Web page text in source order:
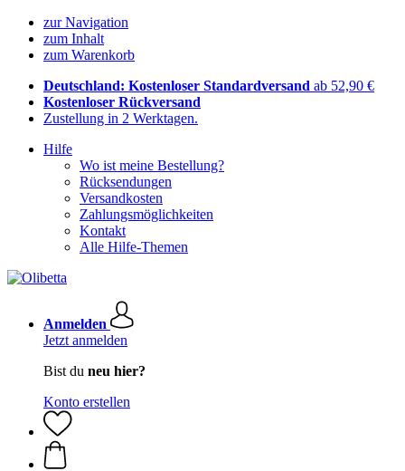
zur Navigation
zum Inhalt
zum Warenkorb
Deutschland: Kostenloser Standardversand ab 52,90 €
Kostenloser Rückversand
Zustellung in 2 Werktagen.
Hilfe
Wo ist meine Bestellung?
Rücksendungen
Versandkosten
Zahlungsmöglichkeiten
Kontakt
Alle Hilfe-Themen
Anmelden
Jetzt anmelden
Bist du neu hier?
Konto erstellen